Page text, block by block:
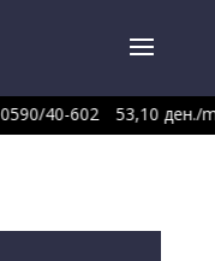
0590/40-602 53,10 ден./